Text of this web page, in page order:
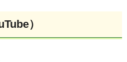
）